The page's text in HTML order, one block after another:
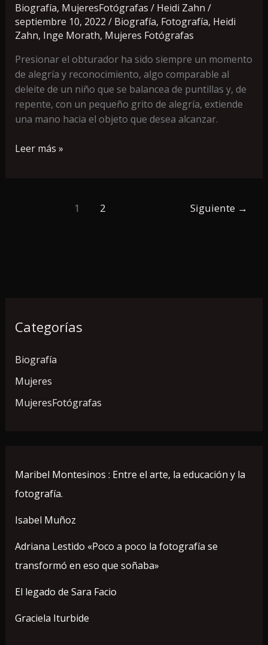
Categorías
Biografía
Mujeres
MujeresFotógrafas
Maribel Montesinos : Entre el arte, la educación y la
fotografía.
Isabel Muñoz
Adriana Lestido «Poco a poco la fotografía se
transformó en eso que soñaba»
El legado de Sara Facio
Graciela Iturbide
Biografía, MujeresFotógrafas / Heidi Zahn /
septiembre 10, 2022 / Biografía, Fotografía, Heidi
Zahn, Inge Morath, Mujeres Fotógrafas
Presionar el obturador ha sido siempre un momento
de alegría y reconocimiento, algo comparable al
deleite de un niño que se balancea de puntillas y, de
repente, con un pequeño grito de alegría, extiende
una mano hacia el objeto que desea alcanzar.
de
su
generación,
una
mujer
en
un
mundo
hombre.
Leer más »
1 2 Siguiente →